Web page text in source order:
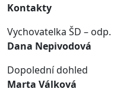
Kontakty
Vychovatelka ŠD – odp.
Dana Nepivodová
Dopolední dohled
Marta Válková